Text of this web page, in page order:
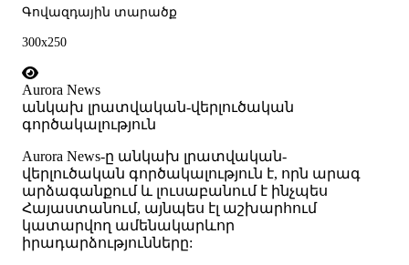
Գովազդային տարածք
300x250
Aurora News
անկախ լրատվական-վերլուծական
գործակալություն
Аurora News-ը անկախ լրատվական-
վերլուծական գործակալություն է, որն արագ
արձագանքում և լուսաբանում է ինչպես
Հայաստանում, այնպես էլ աշխարհում
կատարվող ամենակարևոր
իրադարձությունները: